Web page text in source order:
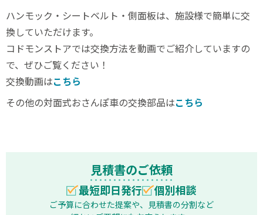
ハンモック・シートベルト・側面板は、施設様で簡単に交
換していただけます。
コドモンストアでは交換方法を動画でご紹介していますの
で、ぜひご覧ください！
交換動画はこちら
その他の対面式おさんぽ車の交換部品はこちら
見積書のご依頼
最短即日発行 個別相談
ご予算に合わせた提案や、見積書の分割など